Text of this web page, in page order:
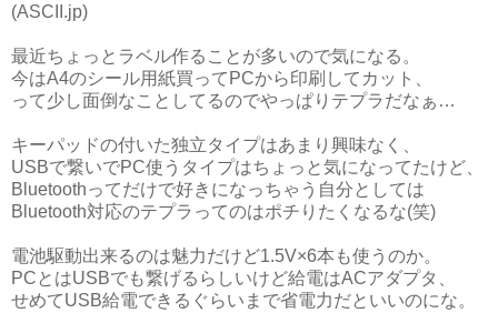
(ASCII.jp)
最近ちょっとラベル作ることが多いので気になる。
今はA4のシール用紙買ってPCから印刷してカット、
って少し面倒なことしてるのでやっぱりテプラだなぁ…
キーパッドの付いた独立タイプはあまり興味なく、
USBで繋いでPC使うタイプはちょっと気になってたけど、
Bluetoothってだけで好きになっちゃう自分としては
Bluetooth対応のテプラってのはポチりたくなるな(笑)
電池駆動出来るのは魅力だけど1.5V×6本も使うのか。
PCとはUSBでも繋げるらしいけど給電はACアダプタ、
せめてUSB給電できるぐらいまで省電力だといいのにな。